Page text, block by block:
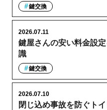
鍵交換
鍵屋さんの安い料金設
識
2026.07.11
鍵交換
閉じ込め事故を防ぐト
2026.07.10